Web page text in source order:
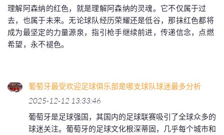
理解阿森纳的红色，就是理解阿森纳的灵魂。它不仅属于过
去，也属于未来。无论球队经历荣耀还是低谷，那抹红色都将
成为最坚定的力量源泉，指引枪手继续前进，传递信念，点燃
希望，永不褪色。
葡萄牙最受欢迎足球俱乐部是哪支球队球迷最多分析
2025-12-12 13:33:46
葡萄牙是足球强国，其国内的足球联赛吸引了全球众多的
球迷关注。葡萄牙的足球文化根深蒂固，几乎每个城市和